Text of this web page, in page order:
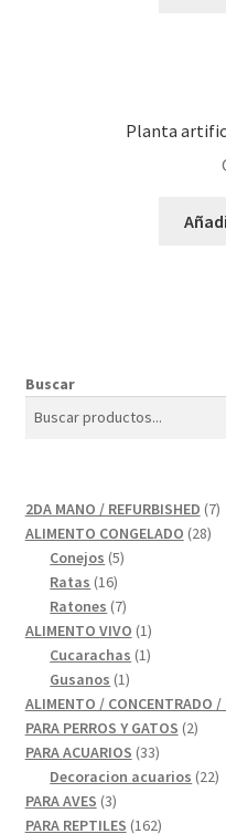
Planta
Buscar
2DA MANO / REFURBISHED 77
ALIMENTO CONGELADO 2828
Conejos 55
Ratas 1616
productos
Ratones 77
productos
ALIMENTO VIVO 11
producto
Cucarachas 11
Gusanos 11
producto
ALIMENTO / CONCENTRADO /
PARA PERROS Y GATOS 22
PARA ACUARIOS 3333
productos
Decoracion acuarios 2222
PARA AVES 33
productos
PARA REPTILES 162162